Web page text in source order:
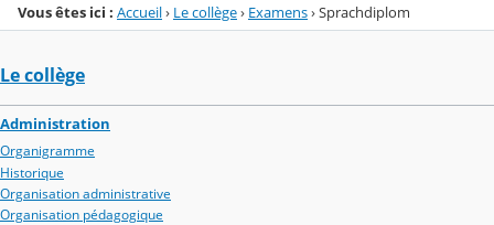
Vous êtes ici : Accueil› Le collège› Examens›Sprachdiplom
Le collège
Administration
Organigramme
Historique
Organisation administrative
Organisation pédagogique